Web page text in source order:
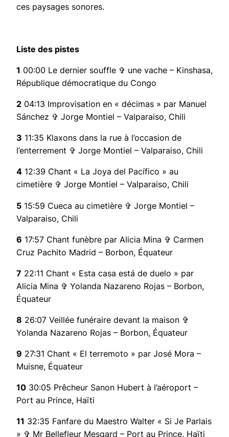
ces paysages sonores.
Liste des pistes
1 00:00 Le dernier souffle ✞ une vache – Kinshasa,
République démocratique du Congo
2 04:13 Improvisation en « décimas » par Manuel
Sánchez ✞ Jorge Montiel – Valparaiso, Chili
3 11:35 Klaxons dans la rue à l’occasion de
l’enterrement ✞ Jorge Montiel – Valparaiso, Chili
4 12:39 Chant « La Joya del Pacífico » au
cimetière ✞ Jorge Montiel – Valparaiso, Chili
5 15:59 Cueca au cimetière ✞ Jorge Montiel –
Valparaiso, Chili
6 17:57 Chant funèbre par Alicia Mina ✞ Carmen
Cruz Pachito Madrid – Borbon, Équateur
7 22:11 Chant « Esta casa está de duelo » par
Alicia Mina ✞ Yolanda Nazareno Rojas – Borbon,
Équateur
8 26:07 Veillée funéraire devant la maison ✞
Yolanda Nazareno Rojas – Borbon, Équateur
9 27:31 Chant « El terremoto » par José Mora –
Muisne, Équateur
10 30:05 Prêcheur Sanon Hubert à l’aéroport –
Port au Prince, Haïti
11 32:35 Fanfare du Maestro Walter « Si Je Parlais
» ✞ Mr Bellefleur Mesgard – Port au Prince, Haïti